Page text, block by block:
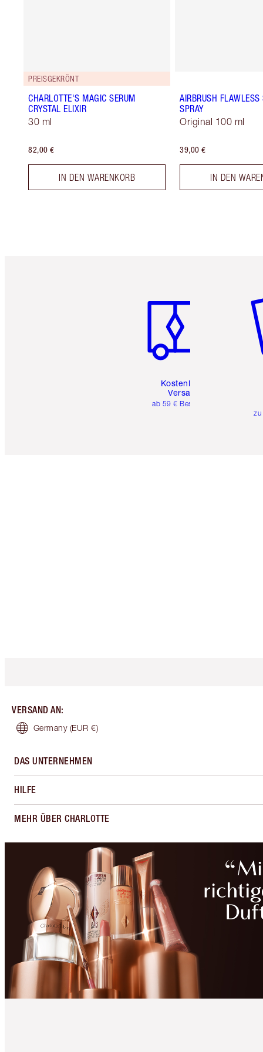
PREISGEKRÖNT
CHARLOTTE'S MAGIC SERUM
CRYSTAL ELIXIR
30 ml
82,00 €
IN DEN WARENKORB
AIRBRUSH FLAWLESS
SPRAY
Original 100 ml
39,00 €
IN DEN
Kostenloser
Versand
ab 59 € Bestellwert
zu
VERSAND AN:
Germany (EUR €)
DAS UNTERNEHMEN
HILFE
MEHR ÜBER CHARLOTTE